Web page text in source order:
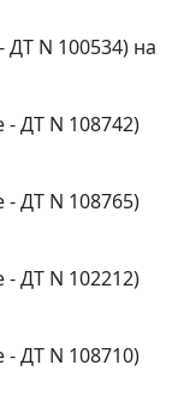
ДТ N 100534) на
- ДТ N 108742)
- ДТ N 108765)
- ДТ N 102212)
- ДТ N 108710)